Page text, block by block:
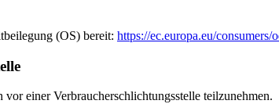
(OS) bereit: https://ec.europa.eu/consumers/
einer Verbraucherschlichtungsstelle teilzunehmen.